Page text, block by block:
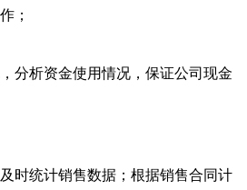
；
分析资金使用情况，保证公司现金
时统计销售数据；根据销售合同计